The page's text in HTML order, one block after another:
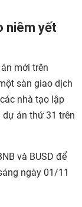
niêm yết
mới trên
sàn giao dịch
nhà tạo lập
án thứ 31 trên
và BUSD để
ngày 01/11